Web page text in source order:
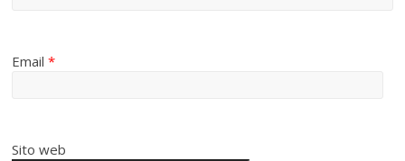
Email*
Sito web